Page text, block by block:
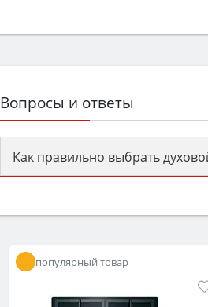
Вопросы и ответы
Как правильно выбрать
семьи, класс
популярный товар